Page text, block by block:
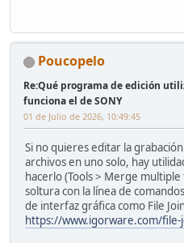
Poucopelo
Re:Qué programa de edición
funciona el de SONY
01 de Julio de 2026, 10:49:45
Si no quieres editar la
archivos en uno solo, hay
hacerlo (Tools > Merge
soltura con la línea de
de interfaz gráfica como File
https://www.igorware.com/